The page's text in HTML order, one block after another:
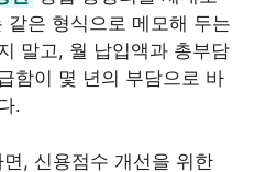
은 형식으로 메모해 두는
말고, 월 납입액과 총부담
함이 몇 년의 부담으로 바
.
, 신용점수 개선을 위한